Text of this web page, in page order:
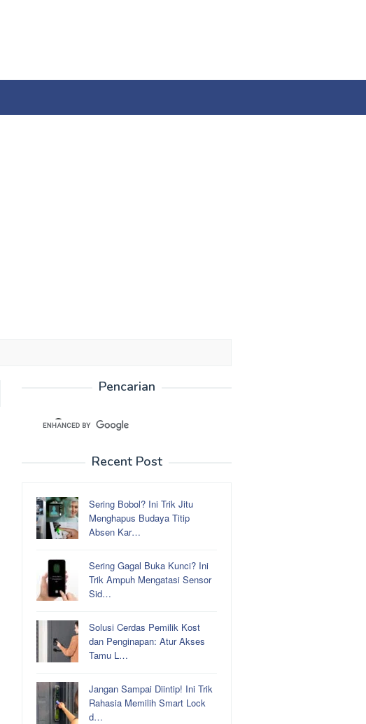
Pencarian
Recent Post
Sering Bobol? Ini Trik Jitu
Menghapus Budaya Titip
Absen Kar…
Sering Gagal Buka Kunci? Ini
Trik Ampuh Mengatasi Sensor
Sid…
Solusi Cerdas Pemilik Kost
dan Penginapan: Atur Akses
Tamu L…
Jangan Sampai Diintip! Ini Trik
Rahasia Memilih Smart Lock
d…